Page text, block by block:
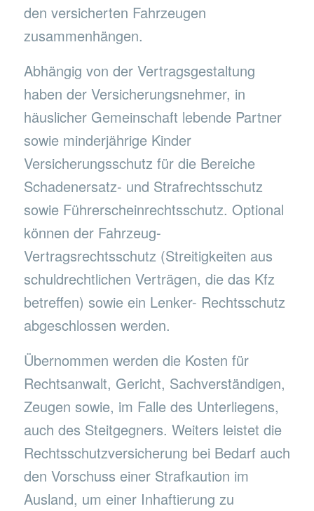
den versicherten Fahrzeugen
zusammenhängen.
Abhängig von der Vertragsgestaltung
haben der Versicherungsnehmer, in
häuslicher Gemeinschaft lebende Partner
sowie minderjährige Kinder
Versicherungsschutz für die Bereiche
Schadenersatz- und Strafrechtsschutz
sowie Führerscheinrechtsschutz. Optional
können der Fahrzeug-
Vertragsrechtsschutz (Streitigkeiten aus
schuldrechtlichen Verträgen, die das Kfz
betreffen) sowie ein Lenker- Rechtsschutz
abgeschlossen werden.
Übernommen werden die Kosten für
Rechtsanwalt, Gericht, Sachverständigen,
Zeugen sowie, im Falle des Unterliegens,
auch des Steitgegners. Weiters leistet die
Rechtsschutzversicherung bei Bedarf auch
den Vorschuss einer Strafkaution im
Ausland, um einer Inhaftierung zu